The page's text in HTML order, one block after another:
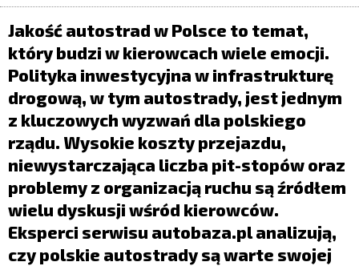
Jakość autostrad w Polsce to temat,
który budzi w kierowcach wiele emocji.
Polityka inwestycyjna w infrastrukturę
drogową, w tym autostrady, jest jednym
z kluczowych wyzwań dla polskiego
rządu. Wysokie koszty przejazdu,
niewystarczająca liczba pit-stopów oraz
problemy z organizacją ruchu są źródłem
wielu dyskusji wśród kierowców.
Eksperci serwisu autobaza.pl analizują,
czy polskie autostrady są warte swojej